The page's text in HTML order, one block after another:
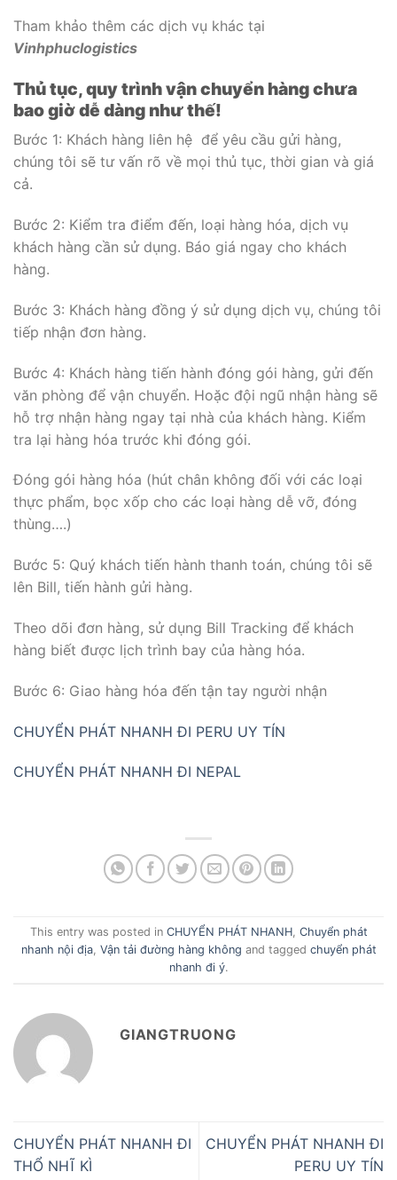
Tham khảo thêm các dịch vụ khác tại
Vinhphuclogistics
Thủ tục, quy trình vận chuyển hàng chưa
bao giờ dễ dàng như thế!
Bước 1: Khách hàng liên hệ để yêu cầu gửi hàng,
chúng tôi sẽ tư vấn rõ về mọi thủ tục, thời gian và giá
cả.
Bước 2: Kiểm tra điểm đến, loại hàng hóa, dịch vụ
khách hàng cần sử dụng. Báo giá ngay cho khách
hàng.
Bước 3: Khách hàng đồng ý sử dụng dịch vụ, chúng tôi
tiếp nhận đơn hàng.
Bước 4: Khách hàng tiến hành đóng gói hàng, gửi đến
văn phòng để vận chuyển. Hoặc đội ngũ nhận hàng sẽ
hỗ trợ nhận hàng ngay tại nhà của khách hàng. Kiểm
tra lại hàng hóa trước khi đóng gói.
Đóng gói hàng hóa (hút chân không đối với các loại
thực phẩm, bọc xốp cho các loại hàng dễ vỡ, đóng
thùng….)
Bước 5: Quý khách tiến hành thanh toán, chúng tôi sẽ
lên Bill, tiến hành gửi hàng.
Theo dõi đơn hàng, sử dụng Bill Tracking để khách
hàng biết được lịch trình bay của hàng hóa.
Bước 6: Giao hàng hóa đến tận tay người nhận
CHUYỂN PHÁT NHANH ĐI PERU UY TÍN
CHUYỂN PHÁT NHANH ĐI NEPAL
This entry was posted in CHUYỂN PHÁT NHANH, Chuyển phát
nhanh nội địa, Vận tải đường hàng không and tagged chuyển phát
nhanh đi ý.
GIANGTRUONG
CHUYỂN PHÁT NHANH ĐI
THỔ NHĨ KÌ
CHUYỂN PHÁT NHANH ĐI
PERU UY TÍN